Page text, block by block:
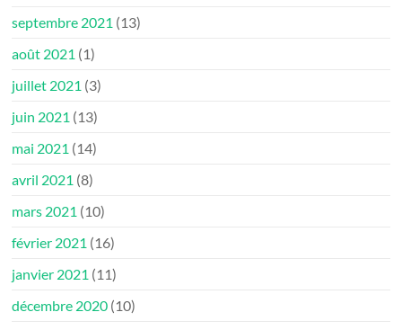
septembre 2021 (13)
août 2021 (1)
juillet 2021 (3)
juin 2021 (13)
mai 2021 (14)
avril 2021 (8)
mars 2021 (10)
février 2021 (16)
janvier 2021 (11)
décembre 2020 (10)